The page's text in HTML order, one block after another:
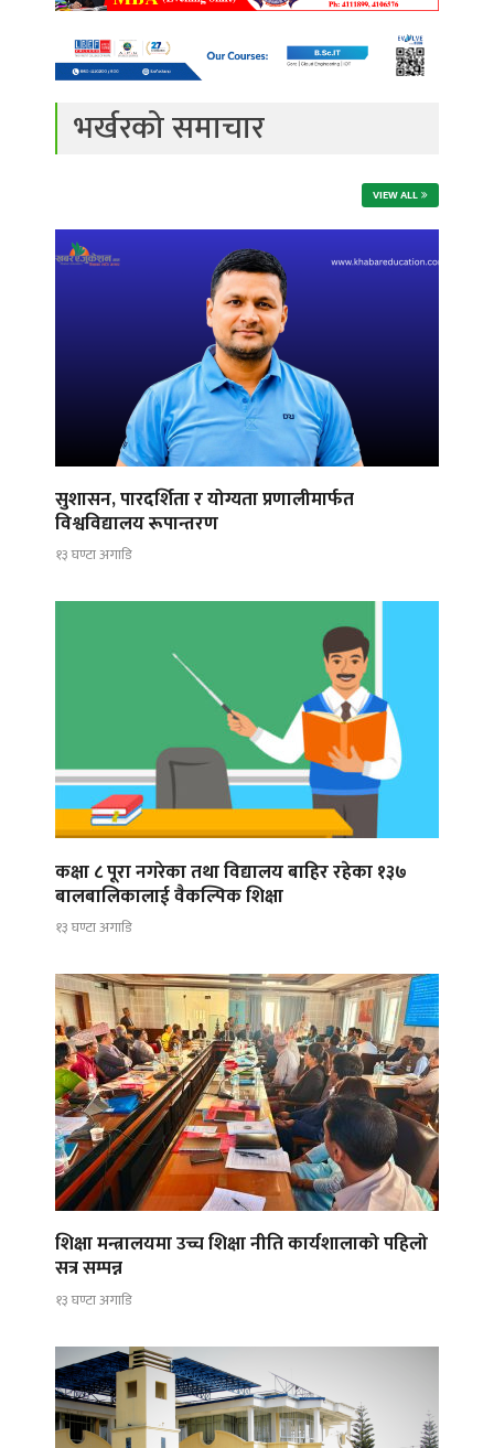
भर्खरको समाचार
VIEW ALL
सुशासन, पारदर्शिता र योग्यता प्रणालीमार्फत
विश्वविद्यालय रूपान्तरण
१३ घण्टा अगाडि
कक्षा ८ पूरा नगरेका तथा विद्यालय बाहिर रहेका १३७
बालबालिकालाई वैकल्पिक शिक्षा
१३ घण्टा अगाडि
शिक्षा मन्त्रालयमा उच्च शिक्षा नीति कार्यशालाको पहिलो
सत्र सम्पन्न
१३ घण्टा अगाडि